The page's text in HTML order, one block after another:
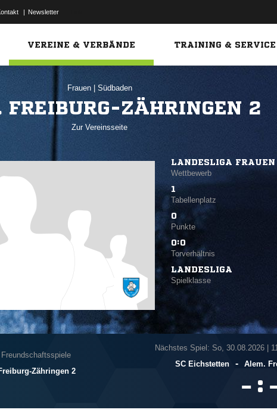
| Newsletter
VEREINE & VERBÄNDE TRAINING & SERVICE
Frauen Südbaden
FREIBURG-ZÄHRINGEN 2
Zur Vereinsseite
LANDESLIGA FRAUEN
Wettbewerb
1
Tabellenplatz
0
Punkte
0:0
Torverhältnis
LANDESLIGA
Spielklasse
Zähringen 2
Nächstes Spiel: So, 30.08.2026
SC Eichstetten
- Alem.
 :